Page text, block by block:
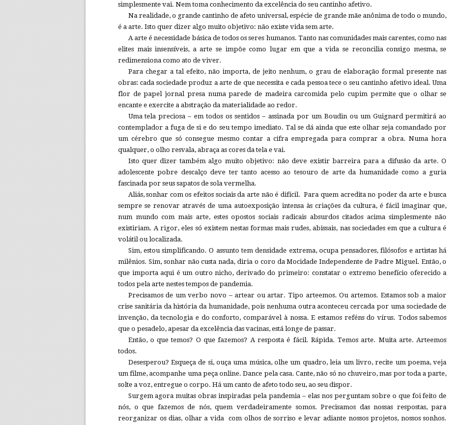
simplesmente vai. Nem toma conhecimento da excelência do seu cantinho afetivo.
Na realidade, o grande cantinho de afeto universal, espécie de grande mãe anônima de todo o mundo,
é a arte. Isto quer dizer algo muito objetivo: não existe vida sem arte.
A arte é necessidade básica de todos os seres humanos. Tanto nas comunidades mais carentes, como nas
elites mais insensíveis, a arte se impõe como lugar em que a vida se reconcilia consigo mesma, se
redimensiona como ato de viver.
Para chegar a tal efeito, não importa, de jeito nenhum, o grau de elaboração formal presente nas
obras: cada sociedade produz a arte de que necessita e cada pessoa tece o seu cantinho afetivo ideal. Uma
flor de papel jornal presa numa parede de madeira carcomida pelo cupim permite que o olhar se
encante e exercite a abstração da materialidade ao redor.
Uma tela preciosa – em todos os sentidos – assinada por um Boudin ou um Guignard permitirá ao
contemplador a fuga de si e do seu tempo imediato. Tal se dá ainda que este olhar seja comandado por
um cérebro que só consegue mesmo contar a cifra empregada para comprar a obra. Numa hora
qualquer, o olho resvala, abraça as cores da tela e vai.
Isto quer dizer também algo muito objetivo: não deve existir barreira para a difusão da arte. O
adolescente pobre descalço deve ter tanto acesso ao tesouro de arte da humanidade como a guria
fascinada por seus sapatos de sola vermelha.
Aliás, sonhar com os efeitos sociais da arte não é difícil. Para quem acredita no poder da arte e busca
sempre se renovar através de uma autoexposição intensa às criações da cultura, é fácil imaginar que,
num mundo com mais arte, estes opostos sociais radicais absurdos citados acima simplesmente não
existiriam. A rigor, eles só existem nestas formas mais rudes, abissais, nas sociedades em que a cultura é
volátil ou localizada.
Sim, estou simplificando. O assunto tem densidade extrema, ocupa pensadores, filósofos e artistas há
milênios. Sim, sonhar não custa nada, diria o coro da Mocidade Independente de Padre Miguel. Então, o
que importa aqui é um outro nicho, derivado do primeiro: constatar o extremo benefício oferecido a
todos pela arte nestes tempos de pandemia.
Precisamos de um verbo novo – artear ou artar. Tipo arteemos. Ou artemos. Estamos sob a maior
crise sanitária da história da humanidade, pois nenhuma outra aconteceu cercada por uma sociedade de
invenção, da tecnologia e do conforto, comparável à nossa. E estamos reféns do vírus. Todos sabemos
que o pesadelo, apesar da excelência das vacinas, está longe de passar.
Então, o que temos? O que fazemos? A resposta é fácil. Rápida. Temos arte. Muita arte. Arteemos
todos.
Desesperou? Esqueça de si, ouça uma música, olhe um quadro, leia um livro, recite um poema, veja
um filme, acompanhe uma peça online. Dance pela casa. Cante, não só no chuveiro, mas por toda a parte,
solte a voz, entregue o corpo. Há um canto de afeto todo seu, ao seu dispor.
Surgem agora muitas obras inspiradas pela pandemia – elas nos perguntam sobre o que foi feito de
nós, o que fazemos de nós, quem verdadeiramente somos. Precisamos das nossas respostas, para
reorganizar os dias, olhar a vida com olhos de sorriso e levar adiante nossos projetos, nossos sonhos.